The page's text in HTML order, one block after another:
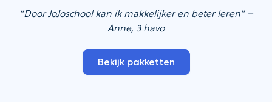
“Door JoJoschool kan ik makkelijker en beter leren” –
Anne, 3 havo
Bekijk pakketten